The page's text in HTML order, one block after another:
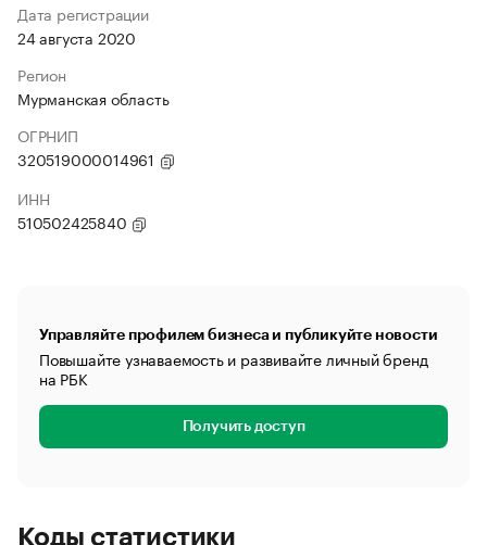
Дата регистрации
24 августа 2020
Регион
Мурманская область
ОГРНИП
320519000014961
ИНН
510502425840
Управляйте профилем бизнеса и публикуйте новости
Повышайте узнаваемость и развивайте личный бренд
на РБК
Получить доступ
Коды статистики